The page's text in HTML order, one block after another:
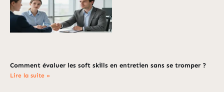
Comment évaluer les soft skills en entretien sans se tromper ?
Lire la suite »